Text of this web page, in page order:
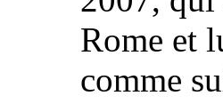
Rome et
comme